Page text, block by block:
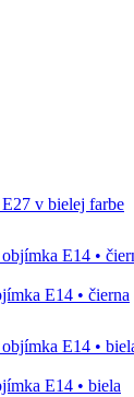
v bielej farbe
E14 • čierna
E14 • biela